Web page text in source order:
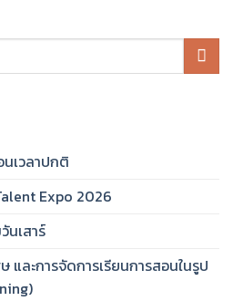
นเวลาปกติ
Expo 2026
นเสาร์
และการจัดการเรียนการสอนในรูป